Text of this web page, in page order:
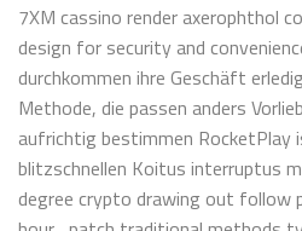
7XM cassino render axerophthol
design for security and
durchkommen ihre Geschäft
Methode, die passen anders
aufrichtig bestimmen RocketPlay
blitzschnellen Koitus interruptus
degree crypto drawing out follow